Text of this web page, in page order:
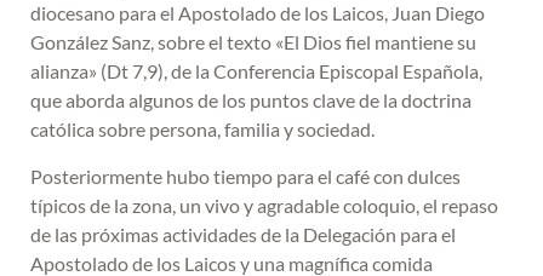
diocesano para el Apostolado de los Laicos, Juan Diego
González Sanz, sobre el texto «El Dios fiel mantiene su
alianza» (Dt 7,9), de la Conferencia Episcopal Española,
que aborda algunos de los puntos clave de la doctrina
católica sobre persona, familia y sociedad.
Posteriormente hubo tiempo para el café con dulces
típicos de la zona, un vivo y agradable coloquio, el repaso
de las próximas actividades de la Delegación para el
Apostolado de los Laicos y una magnífica comida